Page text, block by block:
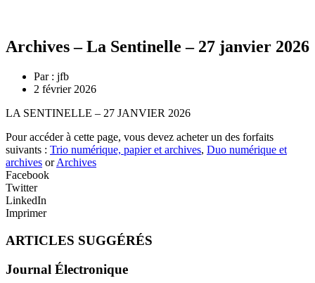
Archives – La Sentinelle – 27 janvier 2026
Par : jfb
2 février 2026
LA SENTINELLE – 27 JANVIER 2026
Pour accéder à cette page, vous devez acheter un des forfaits
suivants : Trio numérique, papier et archives, Duo numérique et
archives orArchives
Facebook
Twitter
LinkedIn
Imprimer
ARTICLES SUGGÉRÉS
Journal Électronique